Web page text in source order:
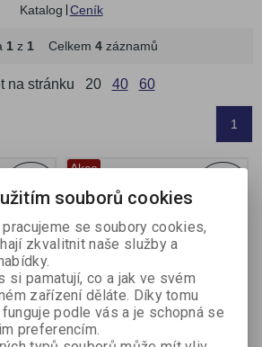
Katalog Ceník
1z 1Celkem 4záznamů
na stránku 20 40 60
1
-
Akce
Balíček pro prvňáčky -
souborů cookies
pracujeme se soubory cookies,
zkvalitnit naše služby a
si pamatují, co a jak ve svém
zařízení děláte. Díky tomu
podle vás a je schopná se
preferencím.